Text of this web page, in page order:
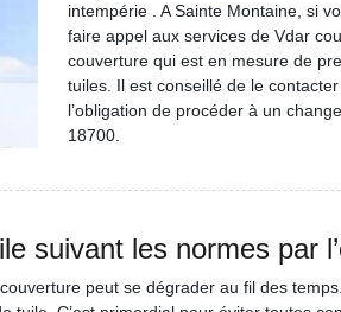
intempérie . A Sainte Montaine, si
faire appel aux services de Vdar
couverture qui est en mesure de
tuiles. Il est conseillé de le
l’obligation de procéder à un
18700.
suivant les normes par
peut se dégrader au fil des